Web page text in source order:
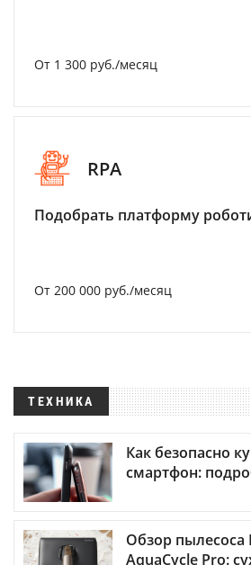
От 1 300 руб./месяц
RPA
Подобрать платформу
От 200 000 руб./месяц
ТЕХНИКА
Как безопасно
смартфон:
Обзор пылесоса
AquaCycle Pro: